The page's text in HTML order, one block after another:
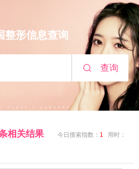
整形信息查询
查询
相关结果 今日搜索指数： 1 用时：